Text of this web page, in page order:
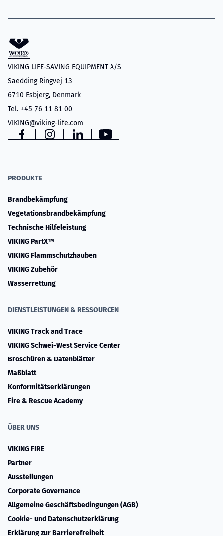
VIKING LIFE-SAVING EQUIPMENT A/S
Saedding Ringvej 13
6710 Esbjerg, Denmark
Tel. +45 76 11 81 00
VIKING@viking-life.com
www.facebook.com
www.instagram.com
www.linkedin.com
YouTube
PRODUKTE
Brandbekämpfung
Vegetationsbrandbekämpfung
Technische Hilfeleistung
VIKING PartX™
VIKING Flammschutzhauben
VIKING Zubehör
Wasserrettung
DIENSTLEISTUNGEN & RESSOURCEN
VIKING Track and Trace
VIKING Schwei-West Service Center
Broschüren & Datenblätter
Maßblatt
Konformitätserklärungen
Fire & Rescue Academy
ÜBER UNS
VIKING FIRE
Partner
Ausstellungen
Corporate Governance
Allgemeine Geschäftsbedingungen (AGB)
Cookie- und Datenschutzerklärung
Erklärung zur Barrierefreiheit